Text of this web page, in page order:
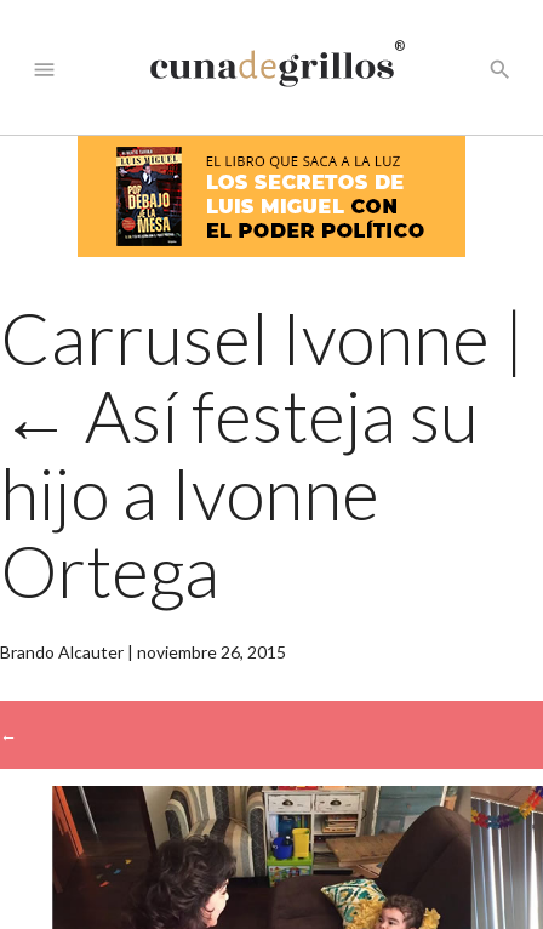
menu
®
search
Carrusel Ivonne |
← Así festeja su
hijo a Ivonne
Ortega
Brando Alcauter | noviembre 26, 2015
←